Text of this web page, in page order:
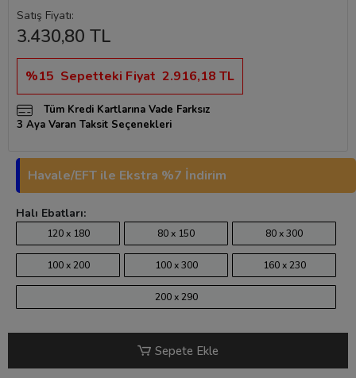
Satış Fiyatı:
3.430,80 TL
%15 Sepetteki Fiyat 2.916,18 TL
Tüm Kredi Kartlarına Vade Farksız
3 Aya Varan Taksit Seçenekleri
Havale/EFT ile Ekstra %7 İndirim
Halı Ebatları:
120 x 180 80 x 150 80 x 300
100 x 200 100 x 300 160 x 230
200 x 290
Sepete Ekle